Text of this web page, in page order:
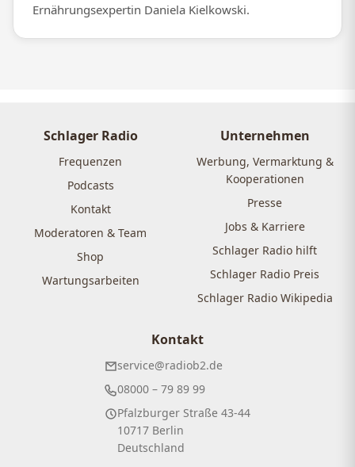
Ernährungsexpertin Daniela Kielkowski.
Schlager Radio
Frequenzen
Podcasts
Kontakt
Moderatoren & Team
Shop
Wartungsarbeiten
Unternehmen
Werbung, Vermarktung &
Kooperationen
Presse
Jobs & Karriere
Schlager Radio hilft
Schlager Radio Preis
Schlager Radio Wikipedia
Kontakt
service@radiob2.de
08000 – 79 89 99
Pfalzburger Straße 43-44
10717 Berlin
Deutschland